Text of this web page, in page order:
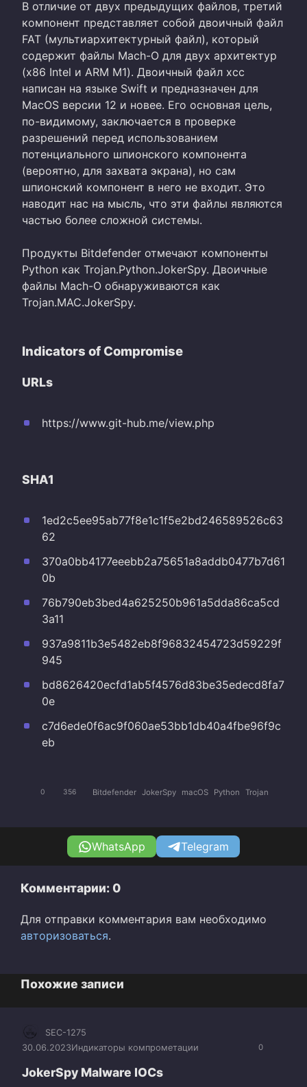
В отличие от двух предыдущих файлов, третий
компонент представляет собой двоичный файл
FAT (мультиархитектурный файл), который
содержит файлы Mach-O для двух архитектур
(x86 Intel и ARM M1). Двоичный файл xcc
написан на языке Swift и предназначен для
MacOS версии 12 и новее. Его основная цель,
по-видимому, заключается в проверке
разрешений перед использованием
потенциального шпионского компонента
(вероятно, для захвата экрана), но сам
шпионский компонент в него не входит. Это
наводит нас на мысль, что эти файлы являются
частью более сложной системы.
Продукты Bitdefender отмечают компоненты
Python как Trojan.Python.JokerSpy. Двоичные
файлы Mach-O обнаруживаются как
Trojan.MAC.JokerSpy.
Indicators of Compromise
URLs
https://www.git-hub.me/view.php
SHA1
1ed2c5ee95ab77f8e1c1f5e2bd246589526c63
62
370a0bb4177eeebb2a75651a8addb0477b7d61
0b
76b790eb3bed4a625250b961a5dda86ca5cd
3a11
937a9811b3e5482eb8f96832454723d59229f
945
bd8626420ecfd1ab5f4576d83be35edecd8fa7
0e
c7d6ede0f6ac9f060ae53bb1db40a4fbe96f9c
eb
0 356 Bitdefender JokerSpy macOS Python Trojan
WhatsApp Telegram
Комментарии: 0
Для отправки комментария вам необходимо
авторизоваться.
Похожие записи
0
SEC-1275
30.06.2023Индикаторы компрометации
JokerSpy Malware IOCs